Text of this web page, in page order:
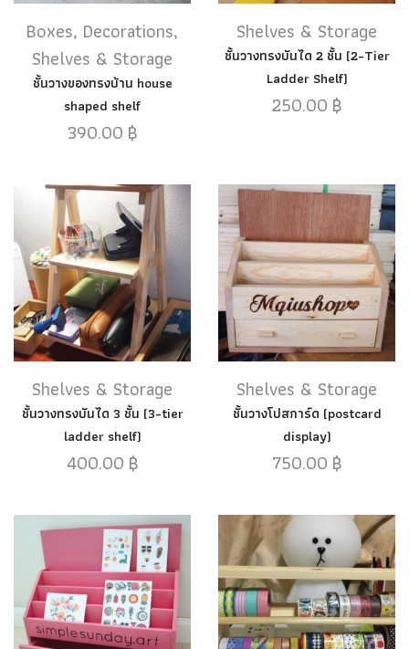
Boxes, Decorations,
Shelves & Storage
ชั้นวางของทรงบ้าน house
shaped shelf
390.00 ฿
Shelves & Storage
ชั้นวางทรงบันได 2 ชั้น (2-Tier
Ladder Shelf)
250.00 ฿
Shelves & Storage
ชั้นวางทรงบันได 3 ชั้น (3-tier
ladder shelf)
400.00 ฿
Shelves & Storage
ชั้นวางโปสการ์ด (postcard
display)
750.00 ฿